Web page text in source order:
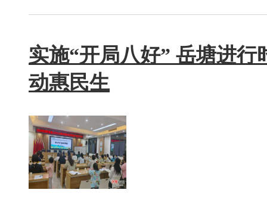
实施“开局八好” 岳塘进行
动惠民生